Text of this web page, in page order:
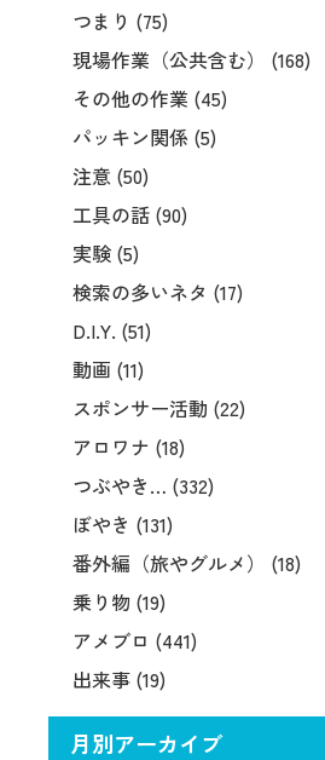
つまり (75)
現場作業（公共含む） (168)
その他の作業 (45)
パッキン関係 (5)
注意 (50)
工具の話 (90)
実験 (5)
検索の多いネタ (17)
D.I.Y. (51)
動画 (11)
スポンサー活動 (22)
アロワナ (18)
つぶやき… (332)
ぼやき (131)
番外編（旅やグルメ） (18)
乗り物 (19)
アメブロ (441)
出来事 (19)
月別アーカイブ